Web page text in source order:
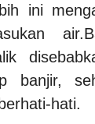
ini
banjir,
hati.